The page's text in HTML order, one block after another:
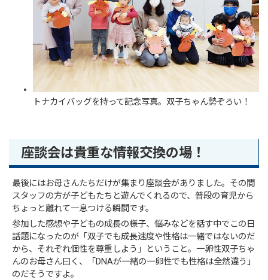
トナカイバッグを持って記念写真。双子ちゃん勢ぞろい！
座談会は貴重な情報交換の場！
最後にはお母さんたちだけが集まり座談会がありました。その間
スタッフの方が子どもたちと遊んでくれるので、普段の育児から
ちょっと離れて一息つける瞬間です。
参加した感想や子どもの成長の様子、悩みなどを話す中でこの日
話題になったのが「双子でも成長速度や性格は一緒ではないのだ
から、それぞれ個性を尊重しよう」ということ。一卵性双子ちゃ
んのお母さん曰く、「DNAが一緒の一卵性でも性格は全然違う」
のだそうですよ。